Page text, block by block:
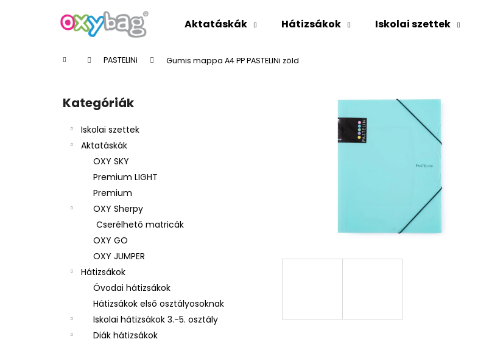
Aktatáskák Hátizsákok Iskolai szettek
KezdőlapPASTELINi Gumis mappa A4 PP PASTELINi zöld
Kategóriák
átugrása
Kategóriák
Iskolai szettek
Aktatáskák
OXY SKY
Premium LIGHT
Premium
OXY Sherpy
Cserélhető matricák
OXY GO
OXY JUMPER
Hátizsákok
Óvodai hátizsákok
Hátizsákok első osztályosoknak
Iskolai hátizsákok 3.-5. osztály
Diák hátizsákok
Vissza
Vissza
3 RÉSZES SZETT OXY NEXT BUNNY
26 490 Ft